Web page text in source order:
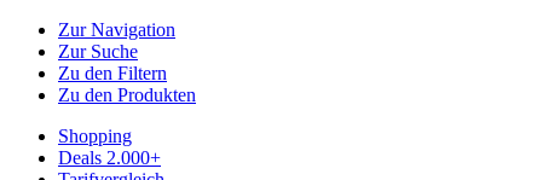
Zur Navigation
Zur Suche
Zu den Filtern
Zu den Produkten
Shopping
Deals 2.000+